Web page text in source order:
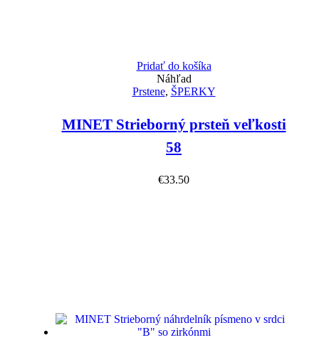
Pridať do košíka
Náhľad
Prstene, ŠPERKY
MINET Strieborný prsteň veľkosti
58
€33.50